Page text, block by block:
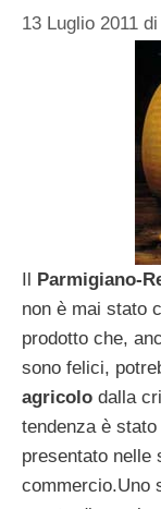
13 Luglio 2011 di
Il Parmigiano-
non è mai stato
prodotto che,
sono felici,
agricolo dalla
tendenza è
presentato nelle
commercio.Uno